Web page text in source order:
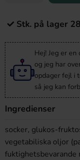
Stk. på lager
Hej! Jeg er
og jeg har
opdager fejl i
så jeg kan
Ingredienser
socker, glukos-
vegetabiliska oljor